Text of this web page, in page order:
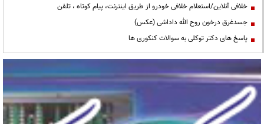
خلافی آنلاین/استعلام خلافی خودرو از طریق اینترنت، پیام کوتاه ، تلفن
جسدغرق درخون روح الله داداشی (عکس)
پاسخ های دکتر توکلی به سوالات کنکوری ها